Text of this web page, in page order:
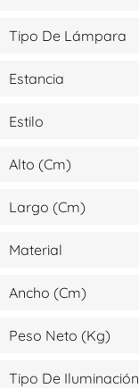
Tipo De Lámpara
Estancia
Estilo
Alto (cm)
Largo (cm)
Material
Ancho (cm)
Peso Neto (kg)
Tipo De Iluminación